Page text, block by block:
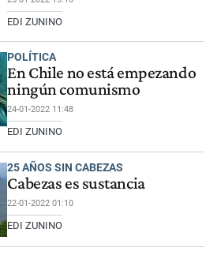
EDI ZUNINO
POLÍTICA
En Chile no está empezando
ningún comunismo
24-01-2022 11:48
EDI ZUNINO
25 AÑOS SIN CABEZAS
Cabezas es sustancia
22-01-2022 01:10
EDI ZUNINO